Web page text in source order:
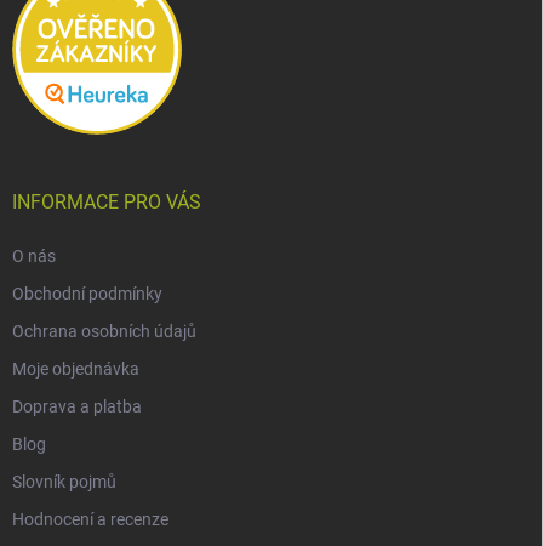
INFORMACE PRO VÁS
O nás
Obchodní podmínky
Ochrana osobních údajů
Moje objednávka
Doprava a platba
Blog
Slovník pojmů
Hodnocení a recenze